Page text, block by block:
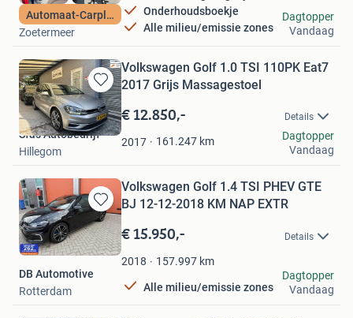
Automaat-Carplay
Onderhoudsboekje
Alle milieu/emissie zones
Trust Auto’s
Zoetermeer
Dagtopper
Vandaag
Bewaren
in
Mijn
Favorieten
Volkswagen Golf 1.0 TSI 110PK Eat7
2017 Grijs Massagestoel
€ 12.850,- Details
2017 161.247 km
Sfas Autobedrijf
Hillegom
Dagtopper
Vandaag
Bewaren
in
Mijn
Favorieten
Volkswagen Golf 1.4 TSI PHEV GTE
BJ 12-12-2018 KM NAP EXTR
€ 15.950,- Details
2018 157.997 km
Alle milieu/emissie zones
DB Automotive
Rotterdam
Dagtopper
Vandaag